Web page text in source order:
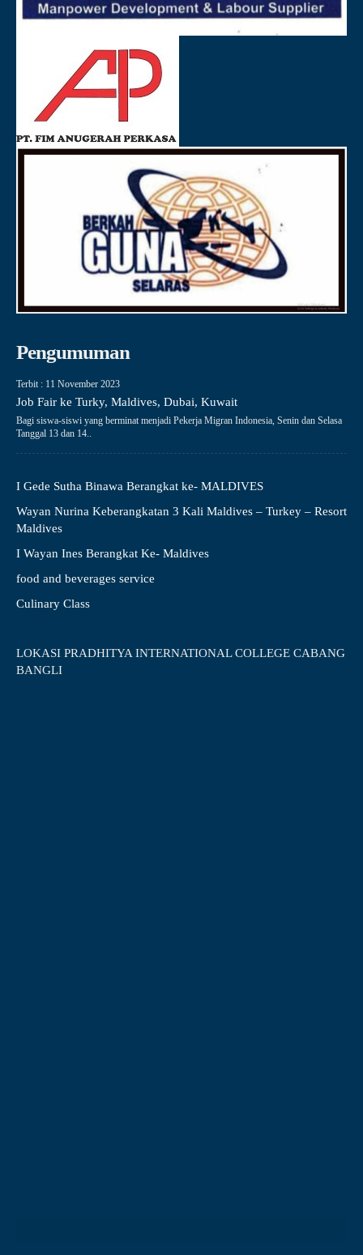
Pengumuman
Terbit : 11 November 2023
Job Fair ke Turky, Maldives, Dubai, Kuwait
Bagi siswa-siswi yang berminat menjadi Pekerja Migran Indonesia, Senin dan Selasa
Tanggal 13 dan 14..
I Gede Sutha Binawa Berangkat ke- MALDIVES
Wayan Nurina Keberangkatan 3 Kali Maldives – Turkey – Resort
Maldives
I Wayan Ines Berangkat Ke- Maldives
food and beverages service
Culinary Class
LOKASI PRADHITYA INTERNATIONAL COLLEGE CABANG
BANGLI